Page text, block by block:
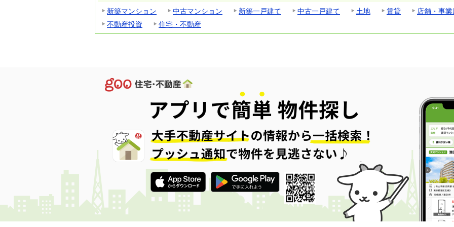
新築マンション 中古マンション 新築一戸建て 中古一戸建て 土地 賃貸
店舗・事業
不動産投資
住宅・不動産